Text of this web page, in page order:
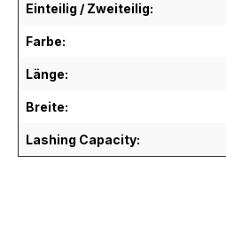
Einteilig / Zweiteilig:
Farbe:
Länge:
Breite:
Lashing Capacity: